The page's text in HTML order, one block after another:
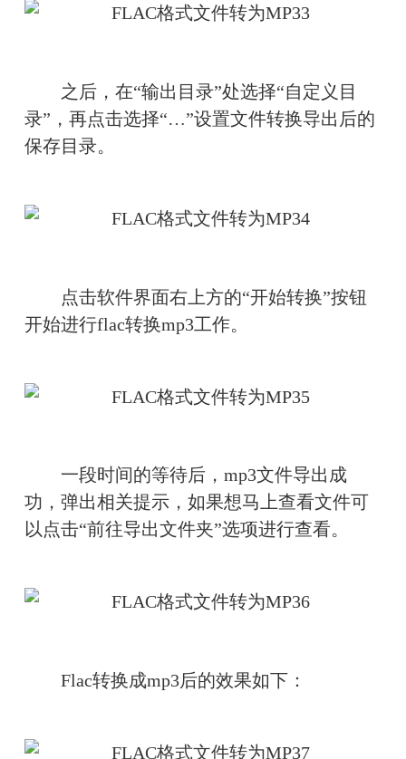
之后，在“输出目录”处选择“自定义目
录”，再点击选择“…”设置文件转换导出后的
保存目录。
点击软件界面右上方的“开始转换”按钮
开始进行flac转换mp3工作。
一段时间的等待后，mp3文件导出成
功，弹出相关提示，如果想马上查看文件可
以点击“前往导出文件夹”选项进行查看。
Flac转换成mp3后的效果如下：